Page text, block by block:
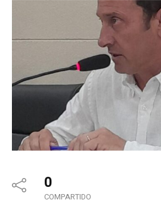
0
COMPARTIDO